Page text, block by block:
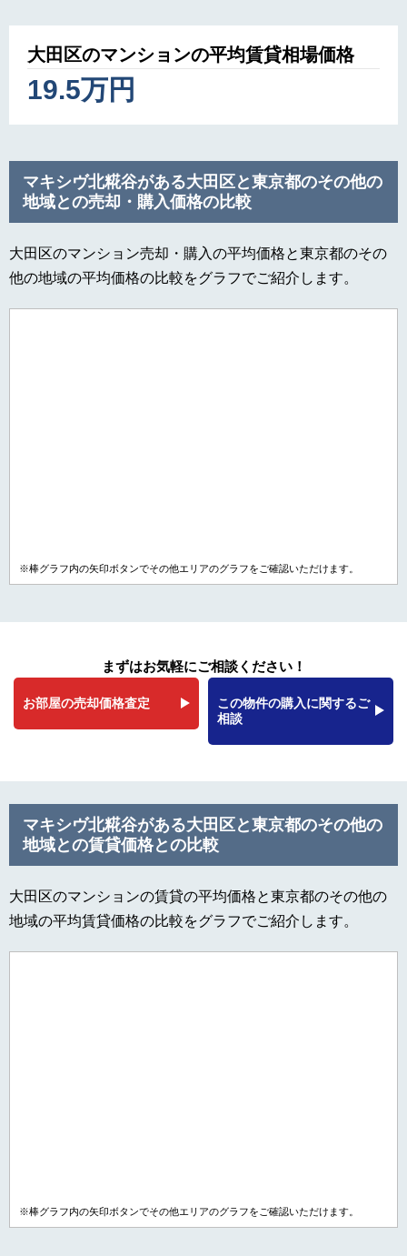
大田区のマンションの平均賃貸相場価格
19.5万円
マキシヴ北糀谷がある大田区と東京都のその他の
地域との売却・購入価格の比較
大田区のマンション売却・購入の平均価格と東京都のその
他の地域の平均価格の比較をグラフでご紹介します。
※棒グラフ内の矢印ボタンでその他エリアのグラフをご確認いただけます。
まずはお気軽にご相談ください！
お部屋の売却価格査定
この物件の購入に関するご
相談
マキシヴ北糀谷がある大田区と東京都のその他の
地域との賃貸価格との比較
大田区のマンションの賃貸の平均価格と東京都のその他の
地域の平均賃貸価格の比較をグラフでご紹介します。
※棒グラフ内の矢印ボタンでその他エリアのグラフをご確認いただけます。